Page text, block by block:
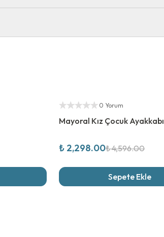
Yetkili Satıcı
0 Yorum
Mayoral Kız Çocuk Ayakkabı
₺ 2,298.00₺ 4,596.00
Sepete Ekle